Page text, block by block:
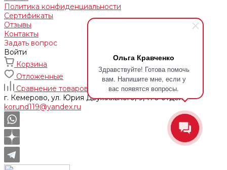
Ольга Кравченко
Здравствуйте! Готова помочь
вам. Напишите мне, если у
вас появятся вопросы.
Политика конфиденциальности
Сертификаты
Отзывы
Контакты
Задать вопрос
Войти
Корзина
Отложенные
Сравнение товаров
г. Кемерово, ул. Юрия Двужильного, 9, 170 отдел
korund119@yandex.ru